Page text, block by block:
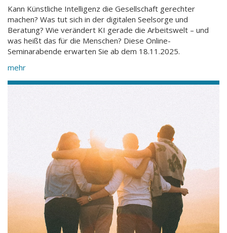
Kann Künstliche Intelligenz die Gesellschaft gerechter
machen? Was tut sich in der digitalen Seelsorge und
Beratung? Wie verändert KI gerade die Arbeitswelt – und
was heißt das für die Menschen? Diese Online-
Seminarabende erwarten Sie ab dem 18.11.2025.
mehr